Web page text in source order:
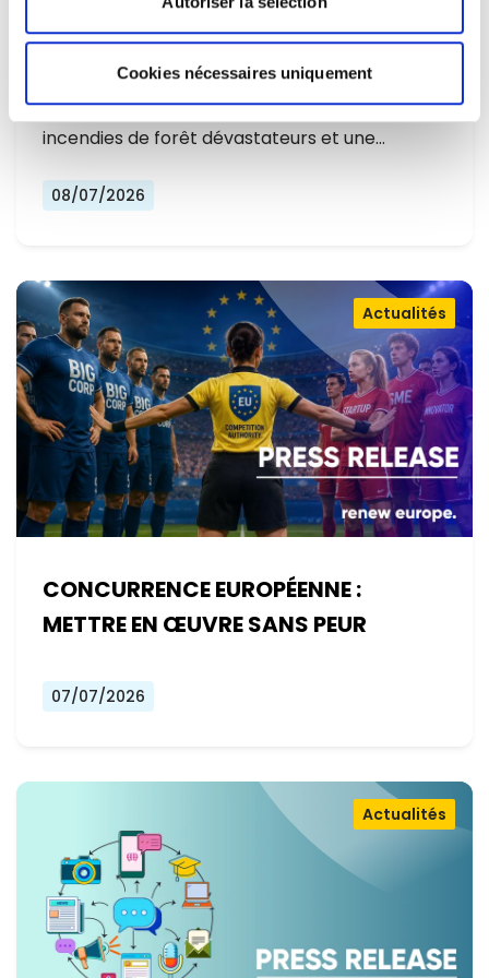
Cookies nécessaires uniquement
L'EUROPE NE PEUT PLUS SE
CONTENTER DE RÉAGIR ET DOIT SE
PRÉPARER
Alors que l'Europe connaît un nouvel été
marqué par des températures record, des
incendies de forêt dévastateurs et une…
08/07/2026
CONCURRENCE EUROPÉENNE :
METTRE EN ŒUVRE SANS PEUR
Actualités
07/07/2026
Actualités